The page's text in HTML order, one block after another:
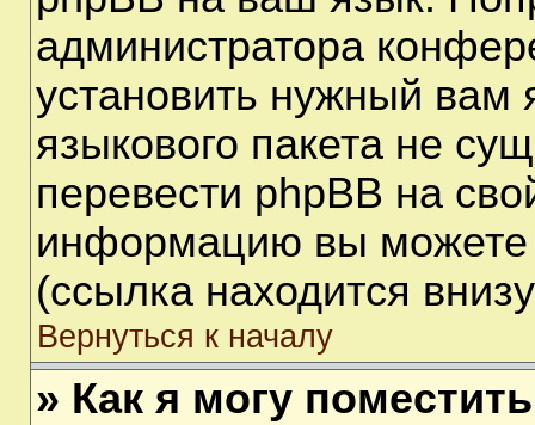
администратора
установить нужный вам
языкового пакета не
перевести phpBB на
информацию вы можете
(ссылка находится
Вернуться к началу
» Как я могу